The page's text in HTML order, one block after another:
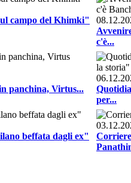
campo del Khimki"
c'è...
panchina, Virtus...
per...
beffata dagli ex"